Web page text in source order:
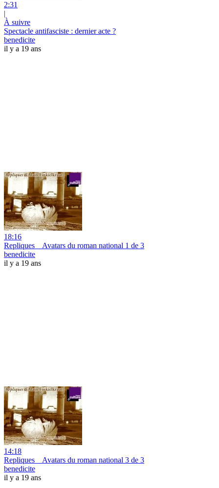
2:31
|
À suivre
Spectacle antifasciste : dernier acte ?
benedicite
il y a 19 ans
18:16
Repliques _ Avatars du roman national 1 de 3
benedicite
il y a 19 ans
14:18
Repliques _ Avatars du roman national 3 de 3
benedicite
il y a 19 ans